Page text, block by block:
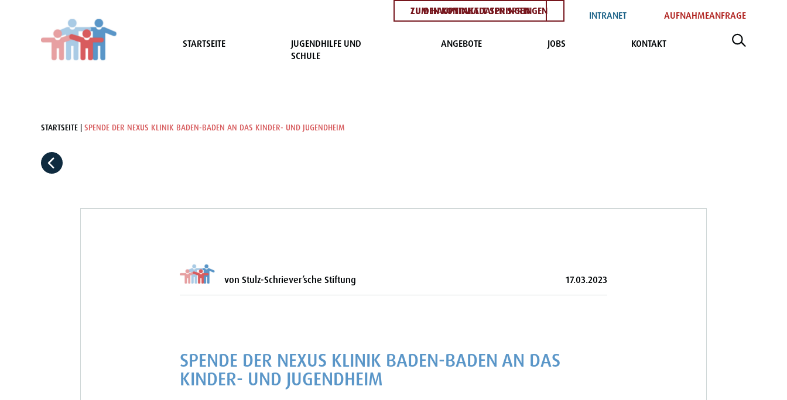
ZUM HAUPTINHALT SPRINGEN
ZU DEN KONTAKTDATEN SPRINGEN INTRANET AUFNAHMEANFRAGE
STARTSEITE
JUGENDHILFE UND
SCHULE
ANGEBOTE JOBS KONTAKT
STARTSEITE SPENDE DER NEXUS KLINIK BADEN-BADEN AN DAS KINDER- UND JUGENDHEIM
von Stulz-Schriever’sche Stiftung 17.03.2023
SPENDE DER NEXUS KLINIK BADEN-BADEN AN DAS
KINDER- UND JUGENDHEIM